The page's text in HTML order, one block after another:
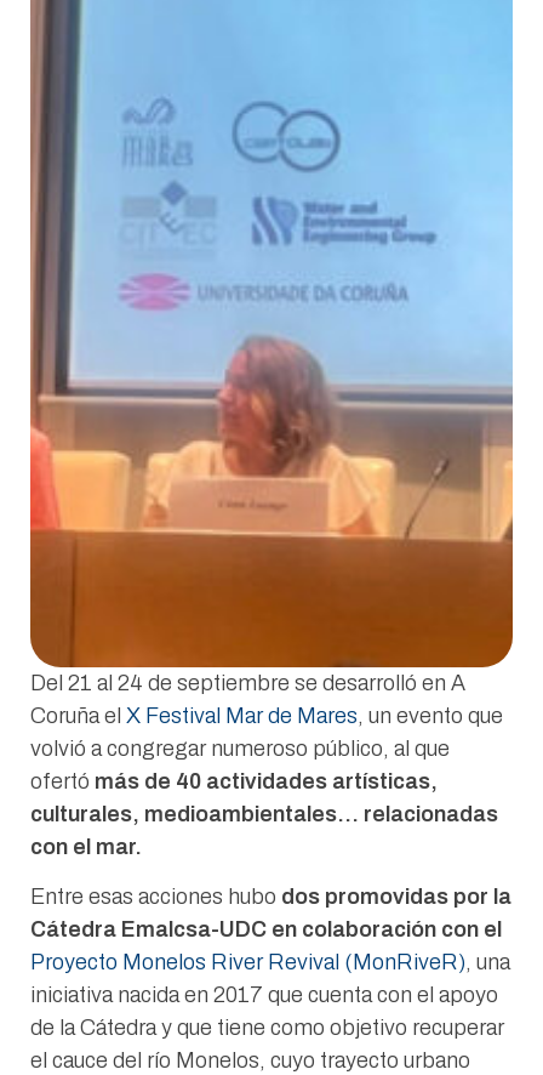
Del 21 al 24 de septiembre se desarrolló en A
Coruña el X Festival Mar de Mares, un evento que
volvió a congregar numeroso público, al que
ofertó más de 40 actividades artísticas,
culturales, medioambientales… relacionadas
con el mar.
Entre esas acciones hubo dos promovidas por la
Cátedra Emalcsa-UDC en colaboración con el
Proyecto Monelos River Revival (MonRiveR), una
iniciativa nacida en 2017 que cuenta con el apoyo
de la Cátedra y que tiene como objetivo recuperar
el cauce del río Monelos, cuyo trayecto urbano